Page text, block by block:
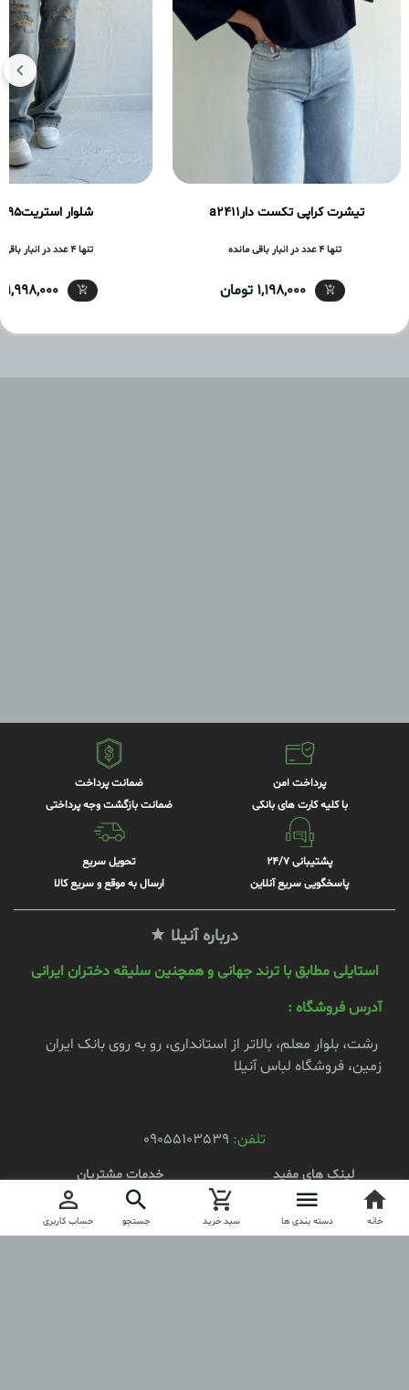
تیشرت کراپی تکست دارa2411
تنها 4 عدد در انبار باقی مانده
1,198,000 تومان
شلوار استریتa2395
تنها 4 عدد در انبار باقی مانده
1,998,000 تومان
پرداخت امن
با کلیه کارت های بانکی
ضمانت پرداخت
ضمانت بازگشت وجه پرداختی
پشتیبانی 24/7
پاسخگویی سریع آنلاین
تحویل سریع
ارسال به موقع و سریع کالا
درباره آنیلا
استایلی مطابق با ترند جهانی و همچنین سلیقه دختران ایرانی
آدرس فروشگاه :
رشت، بلوار معلم، بالاتر از استانداری، رو به روی بانک ایران
زمین، فروشگاه لباس آنیلا
تلفن: 09055103539
لینک های مفید
محصولات
ثبت نام
خدمات مشتریان
کد مرسوله
خانه دسته بندی ها سبد خرید جستجو حساب کاربری